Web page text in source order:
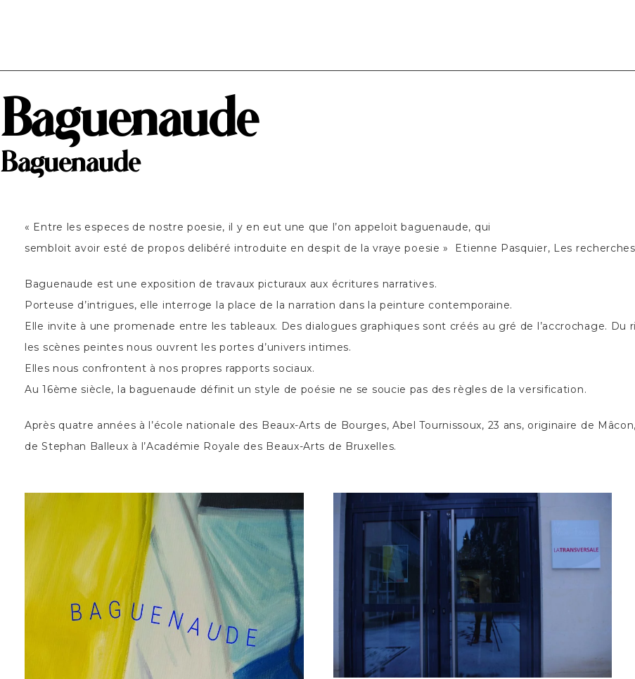
Baguenaude
Baguenaude
« Entre les especes de nostre poesie, il y en eut une que l’on appeloit baguenaude, qui
sembloit avoir esté de propos delibéré introduite en despit de la vraye poesie » Etienne Pasquier, Les recherches
Baguenaude est une exposition de travaux picturaux aux écritures narratives.
Porteuse d’intrigues, elle interroge la place de la narration dans la peinture contemporaine.
Elle invite à une promenade entre les tableaux. Des dialogues graphiques sont créés au gré de l’accrochage. Du
les scènes peintes nous ouvrent les portes d’univers intimes.
Elles nous confrontent à nos propres rapports sociaux.
Au 16ème siècle, la baguenaude définit un style de poésie ne se soucie pas des règles de la versification.
Après quatre années à l’école nationale des Beaux-Arts de Bourges, Abel Tournissoux, 23 ans, originaire de
de Stephan Balleux à l’Académie Royale des Beaux-Arts de Bruxelles.